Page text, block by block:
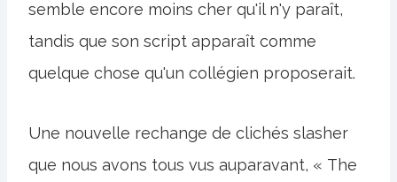
semble encore moins cher qu'il n'y paraît,
tandis que son script apparaît comme
quelque chose qu'un collégien proposerait.
Une nouvelle rechange de clichés slasher
que nous avons tous vus auparavant, « The